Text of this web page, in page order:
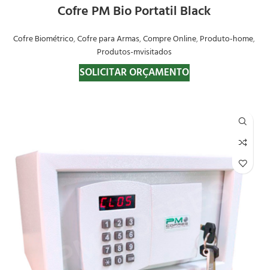
Cofre PM Bio Portatil Black
Cofre Biométrico,Cofre para Armas,Compre Online,Produto-home,
Produtos-mvisitados
SOLICITAR ORÇAMENTO